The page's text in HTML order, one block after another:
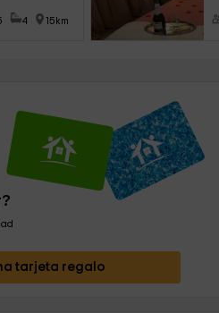
4 15km
tarjeta regalo